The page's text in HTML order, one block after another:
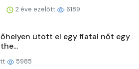
2 éve ezelőtt 6189
ütött el egy fiatal nőt egy
5985